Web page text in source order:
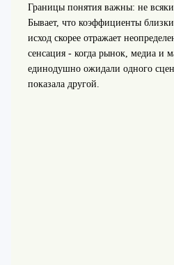
Границы понятия важны: не
Бывает, что коэффициенты
исход скорее отражает
сенсация - когда рынок, медиа и
единодушно ожидали одного
показала другой.